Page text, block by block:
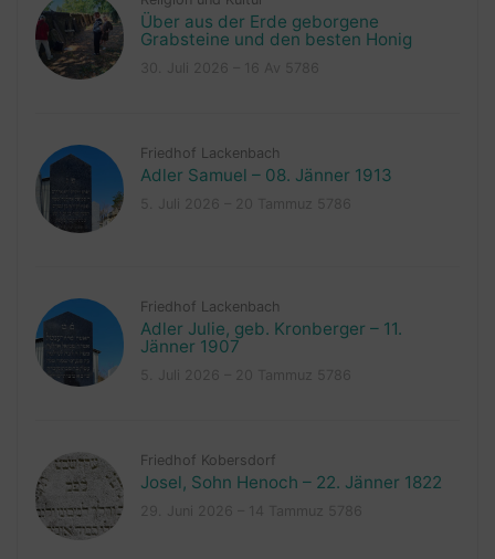
Über aus der Erde geborgene
Grabsteine und den besten Honig
Friedhof Lackenbach
Adler Samuel – 08. Jänner 1913
Friedhof Lackenbach
Adler Julie, geb. Kronberger – 11.
Jänner 1907
Friedhof Kobersdorf
Josel, Sohn Henoch – 22. Jänner 1822